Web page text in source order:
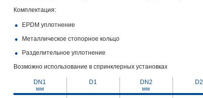
Комплектация:
EPDM уплотнение
Металлическое стопорное кольцо
Разделительное уплотнение
Возможно использование в спринклерных установках
DN1 D1 DN2 D2
мм мм